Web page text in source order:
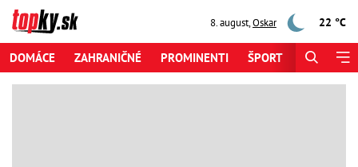
8. august,Oskar 22 °C
DOMÁCE ZAHRANIČNÉ PROMINENTI ŠPORT